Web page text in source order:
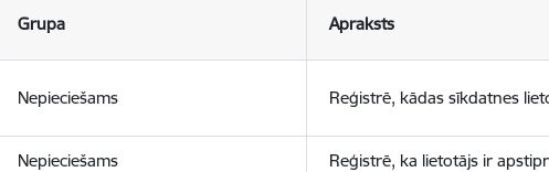
Grupa Apraksts
Nepieciešams Reģistrē, kādas sīkdatnes
Nepieciešams Reģistrē, ka lietotājs ir